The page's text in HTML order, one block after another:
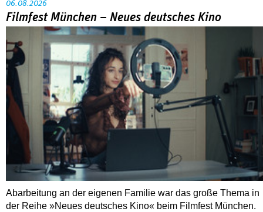
Abarbeitung an der eigenen Familie war das große Thema in
der Reihe »Neues deutsches Kino« beim Filmfest München.
MEHR
DOK.fest München 2026
Crossing Europe: Ein großes Dach mit viel
drunter